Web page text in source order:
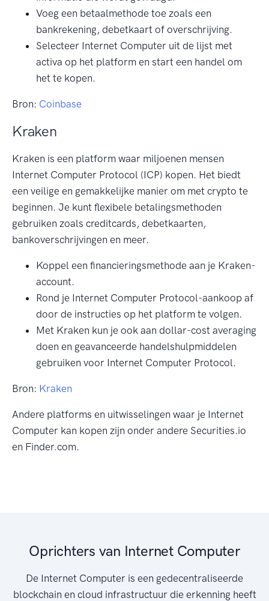
Voeg een betaalmethode toe zoals een
bankrekening, debetkaart of overschrijving.
Selecteer Internet Computer uit de lijst met
activa op het platform en start een handel om
het te kopen.
Bron: Coinbase
Kraken
Kraken is een platform waar miljoenen mensen
Internet Computer Protocol (ICP) kopen. Het biedt
een veilige en gemakkelijke manier om met crypto te
beginnen. Je kunt flexibele betalingsmethoden
gebruiken zoals creditcards, debetkaarten,
bankoverschrijvingen en meer.
Koppel een financieringsmethode aan je Kraken-
account.
Rond je Internet Computer Protocol-aankoop af
door de instructies op het platform te volgen.
Met Kraken kun je ook aan dollar-cost averaging
doen en geavanceerde handelshulpmiddelen
gebruiken voor Internet Computer Protocol.
Bron: Kraken
Andere platforms en uitwisselingen waar je Internet
Computer kan kopen zijn onder andere Securities.io
en Finder.com.
Oprichters van Internet Computer
De Internet Computer is een gedecentraliseerde
blockchain en cloud infrastructuur die erkenning heeft